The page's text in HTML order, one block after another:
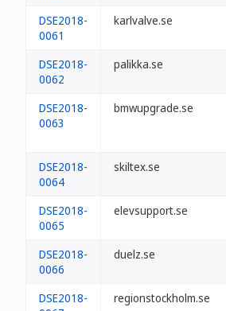
DSE2018-
0061
karlvalve.se
DSE2018-
0062
palikka.se
DSE2018-
0063
bmwupgrade.se
DSE2018-
0064
skiltex.se
DSE2018-
0065
elevsupport.se
DSE2018-
0066
duelz.se
DSE2018-
regionstockholm.se